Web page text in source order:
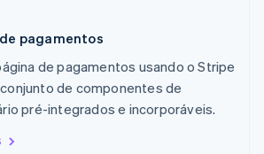
pagamentos
de pagamentos usando o Stripe
de componentes de
pré-integrados e incorporáveis.